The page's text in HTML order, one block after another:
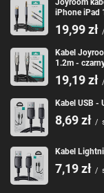
Joyroom
iPhone iPad
19,99 zł /
Kabel
1.2m -
19,19 zł /
Kabel USB -
8,69 zł /
Kabel
7,19 zł /